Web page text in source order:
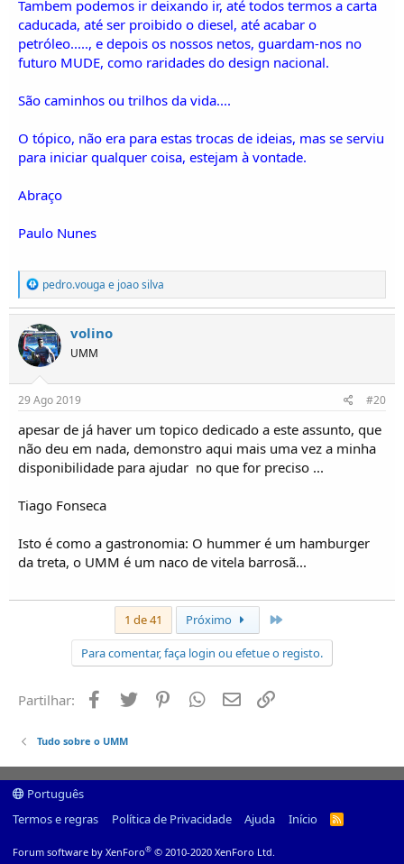
Tambem podemos ir deixando ir, até todos termos a carta
caducada, até ser proibido o diesel, até acabar o
petróleo....., e depois os nossos netos, guardam-nos no
futuro MUDE, como raridades do design nacional.
São caminhos ou trilhos da vida....
O tópico, não era para estas trocas de ideias, mas se serviu
para iniciar qualquer coisa, estejam à vontade.
Abraço
Paulo Nunes
R
e
a
ç
õ
e
s
:
pedro.vouga e joao silva
volino
UMM
29 Ago 2019 #20
apesar de já haver um topico dedicado a este assunto, que
não deu em nada, demonstro aqui mais uma vez a minha
disponibilidade para ajudar  no que for preciso ...
Tiago Fonseca
Isto é como a gastronomia: O hummer é um hamburger
da treta, o UMM é um naco de vitela barrosã...
1 de 41 Próximo
Para comentar, faça login ou efetue o registo.
Partilhar: Facebook
Twitter PinterestWhatsapp
Email
Tudo sobre o UMM
Português
Termos e regras
Política de Privacidade Ajuda Início
R
Forum software by XenForo® © 2010-2020 XenForo Ltd.